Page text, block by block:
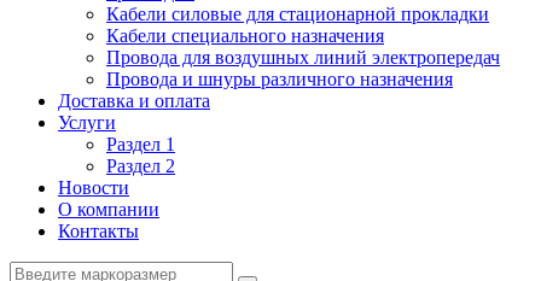
Кабели силовые для стационарной прокладки
Кабели специального назначения
Провода для воздушных линий электропередач
Провода и шнуры различного назначения
Доставка и оплата
Услуги
Раздел 1
Раздел 2
Новости
О компании
Контакты